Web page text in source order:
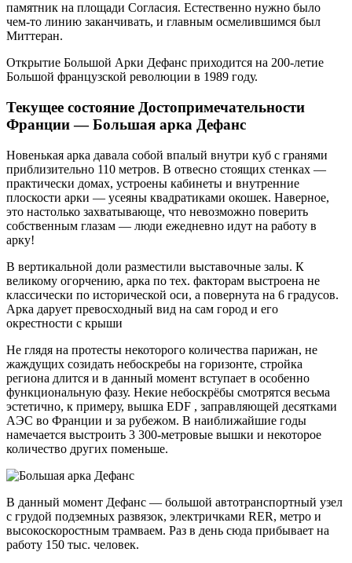
памятник на площади Согласия. Естественно нужно было
чем-то линию заканчивать, и главным осмелившимся был
Миттеран.
Открытие Большой Арки Дефанс приходится на 200-летие
Большой французской революции в 1989 году.
Текущее состояние Достопримечательности
Франции — Большая арка Дефанс
Новенькая арка давала собой впалый внутри куб с гранями
приблизительно 110 метров. В отвесно стоящих стенках —
практически домах, устроены кабинеты и внутренние
плоскости арки — усеяны квадратиками окошек. Наверное,
это настолько захватывающе, что невозможно поверить
собственным глазам — люди ежедневно идут на работу в
арку!
В вертикальной доли разместили выставочные залы. К
великому огорчению, арка по тех. факторам выстроена не
классически по исторической оси, а повернута на 6 градусов.
Арка дарует превосходный вид на сам город и его
окрестности с крыши
Не глядя на протесты некоторого количества парижан, не
жаждущих созидать небоскребы на горизонте, стройка
региона длится и в данный момент вступает в особенно
функциональную фазу. Некие небоскрёбы смотрятся весьма
эстетично, к примеру, вышка EDF , заправляющей десятками
АЭС во Франции и за рубежом. В наиближайшие годы
намечается выстроить 3 300-метровые вышки и некоторое
количество других поменьше.
В данный момент Дефанс — большой автотранспортный узел
с грудой подземных развязок, электричками RER, метро и
высокоскоростным трамваем. Раз в день сюда прибывает на
работу 150 тыс. человек.